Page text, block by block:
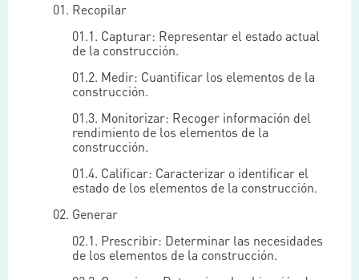
01. Recopilar
01.1. Capturar: Representar el estado actual
de la construcción.
01.2. Medir: Cuantificar los elementos de la
construcción.
01.3. Monitorizar: Recoger información del
rendimiento de los elementos de la
construcción.
01.4. Calificar: Caracterizar o identificar el
estado de los elementos de la construcción.
02. Generar
02.1. Prescribir: Determinar las necesidades
de los elementos de la construcción.